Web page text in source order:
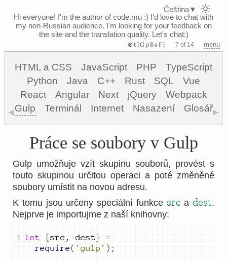
Hi everyone! I'm the author of code.mu :) I'd love to chat with
my non-Russian audience. I'm looking for your feedback on
the site and the translation quality. Let's chat:)
⊗tlGpBsFl 7 of 14 menu
HTML a CSS JavaScript PHP
TypeScript
Python
Java C++ Rust SQL
Vue
React
Angular Next jQuery
Webpack
Gulp
Terminál Internet Nasazení Glosář
◀ ▶
Práce se soubory v Gulp
Gulp umožňuje vzít skupinu souborů, provést s
touto skupinou určitou operaci a poté změněné
soubory umístit na novou adresu.
K tomu jsou určeny speciální funkce src a dest.
Nejprve je importujme z naší knihovny:
let {src , dest}
=
require( 'gulp' ) ;
Čeština▼